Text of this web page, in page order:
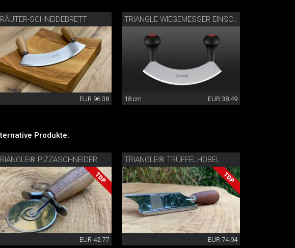
SCHNEIDEBRETT
EUR 96.38 18 cm EUR 38.49
Produkte:
PIZZASCHNEIDER
EUR 42.77
TRIANGLE® TRÜFFELHOBEL
EUR 74.94